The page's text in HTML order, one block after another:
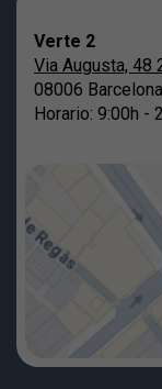
Verte 2
Via Augusta, 48
08006 Barcelona
Horario: 9:00h -